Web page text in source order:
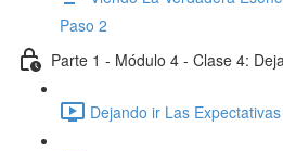
Paso 2
Parte 1 - Módulo 4 - Clase 4:
Dejando ir Las